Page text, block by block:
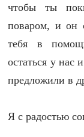
чтобы ты
поваром, и он
тебя в
остаться у нас
предложили в
Я с радостью